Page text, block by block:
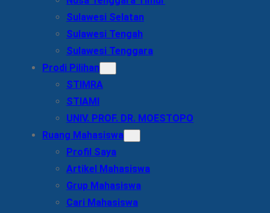
Sulawesi Selatan
Sulawesi Tengah
Sulawesi Tenggara
Prodi Pilihan
STIMRA
STIAMI
UNIV. PROF. DR. MOESTOPO
Ruang Mahasiswa
Profil Saya
Artikel Mahasiswa
Grup Mahasiswa
Cari Mahasiswa